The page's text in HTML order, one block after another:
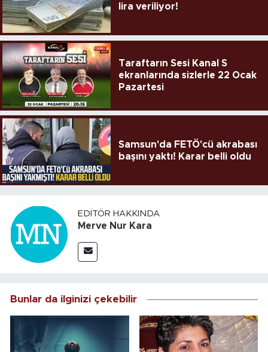
lira veriliyor!
Taraftarın Sesi Kanal S
ekranlarında sizlerle 22 Ocak
Pazartesi
Samsun'da FETÖ'cü akrabası
başını yaktı! Karar belli oldu
EDITÖR HAKKINDA
Merve Nur Kara
Bunlar da ilginizi çekebilir